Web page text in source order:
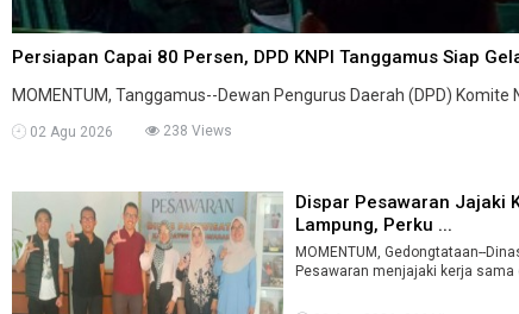
Persiapan Capai 80 Persen, DPD KNPI Tanggamus Siap
MOMENTUM, Tanggamus--Dewan Pengurus Daerah (DPD)
02 Agu 2026 238 Views
Dispar Pesawaran Jajaki
Lampung, Perku ...
MOMENTUM, Gedongtataan--
Pesawaran menjajaki kerja sama